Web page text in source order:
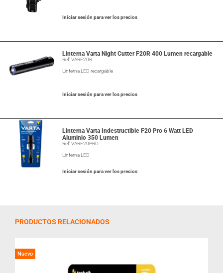
Iniciar sesión para ver los precios
Linterna Varta Night Cutter F20R 400 Lumen recargable
Ref: VARF20R
Linterna LED recargable
Iniciar sesión para ver los precios
Linterna Varta Indestructible F20 Pro 6 Watt LED
Aluminio 350 Lumen
Ref: VARF20PRO
Linterna LED
Iniciar sesión para ver los precios
PRODUCTOS RELACIONADOS
Nuevo